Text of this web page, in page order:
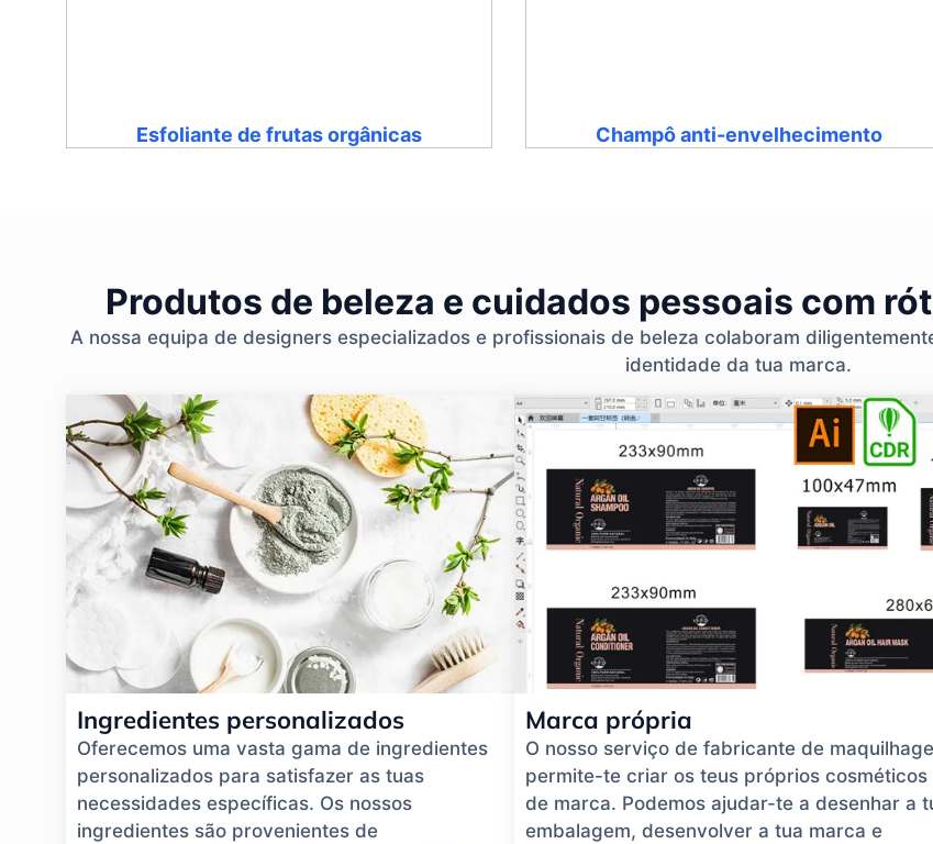
Esfoliante de frutas orgânicas Champô anti-envelhecimento
Produtos de beleza e cuidados pessoais com
A nossa equipa de designers especializados e profissionais de beleza colaboram
identidade da tua marca.
Ingredientes personalizados
Oferecemos uma vasta gama de ingredientes
personalizados para satisfazer as tuas
necessidades específicas. Os nossos
ingredientes são provenientes de
Marca própria
O nosso serviço de fabricante de
permite-te criar os teus próprios cosméticos
de marca. Podemos ajudar-te a desenhar a
embalagem, desenvolver a tua marca e